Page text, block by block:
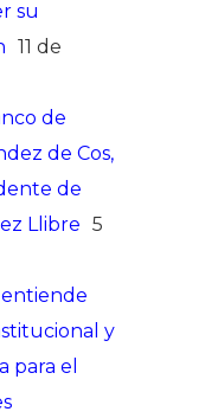
su
11 de
de
de Cos,
de
Llibre 5
entiende
y
para el